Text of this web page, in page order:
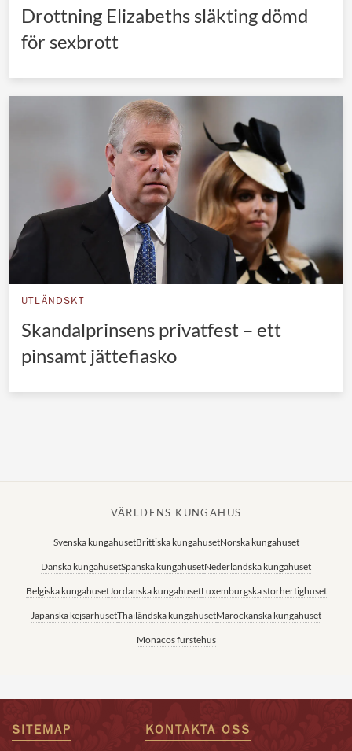
Drottning Elizabeths släkting dömd
för sexbrott
UTLÄNDSKT
Skandalprinsens privatfest – ett
pinsamt jättefiasko
VÄRLDENS KUNGAHUS
Svenska kungahusetBrittiska kungahusetNorska kungahuset
Danska kungahusetSpanska kungahusetNederländska kungahuset
Belgiska kungahusetJordanska kungahusetLuxemburgska storhertighuset
Japanska kejsarhusetThailändska kungahusetMarockanska kungahuset
Monacos furstehus
SITEMAP KONTAKTA OSS